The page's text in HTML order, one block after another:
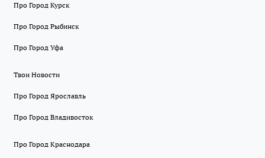
Про Город Курск
Про Город Рыбинск
Про Город Уфа
Твои Новости
Про Город Ярославль
Про Город Владивосток
Про Город Краснодара